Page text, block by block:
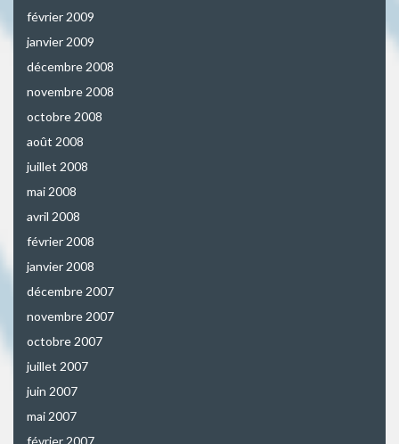
février 2009
janvier 2009
décembre 2008
novembre 2008
octobre 2008
août 2008
juillet 2008
mai 2008
avril 2008
février 2008
janvier 2008
décembre 2007
novembre 2007
octobre 2007
juillet 2007
juin 2007
mai 2007
février 2007